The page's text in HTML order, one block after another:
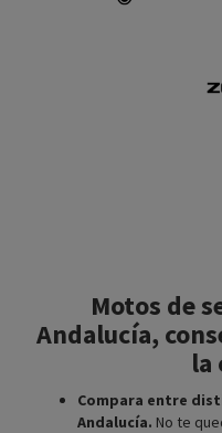
Motos de
Andalucía,
la
Compara entre
Andalucía. No te